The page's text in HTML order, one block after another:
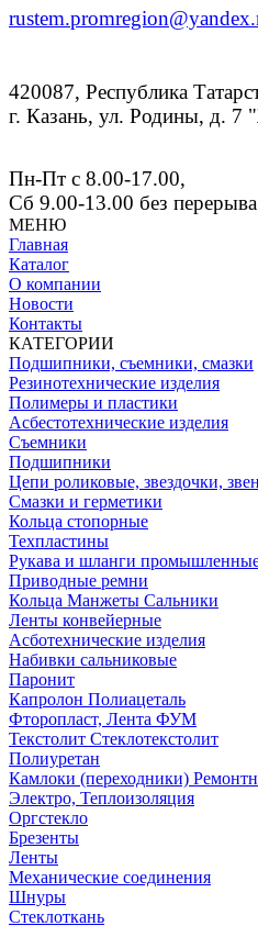
420087, Республика
г. Казань, ул. Родины, д. 7
Пн-Пт с 8.00-17.00,
Сб 9.00-13.00 без
МЕНЮ
Главная
Каталог
О компании
Новости
Контакты
КАТЕГОРИИ
Подшипники, съемники, смазки
Резинотехнические изделия
Полимеры и пластики
Асбестотехнические изделия
Съемники
Подшипники
Цепи роликовые, звездочки,
Смазки и герметики
Кольца стопорные
Техпластины
Рукава и шланги
Приводные ремни
Кольца Манжеты Сальники
Ленты конвейерные
Асботехнические изделия
Набивки сальниковые
Паронит
Капролон Полиацеталь
Фторопласт, Лента ФУМ
Текстолит Стеклотекстолит
Полиуретан
Камлоки (переходники)
Электро, Теплоизоляция
Оргстекло
Брезенты
Ленты
Механические соединения
Шнуры
Стеклоткань